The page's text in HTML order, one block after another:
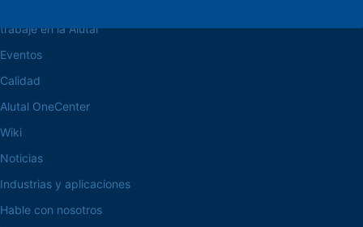
trabaje en la Alutal
Eventos
Calidad
Alutal OneCenter
Wiki
Noticias
Industrias y aplicaciones
Hable con nosotros